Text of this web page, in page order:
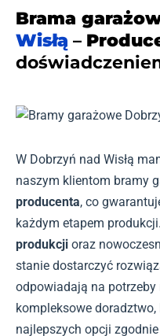
Brama
Wisłą –
W Dobrzyń nad Wisłą
naszym klientom bramy
producenta, co
każdym etapem
produkcji oraz
stanie dostarczyć
odpowiadają na
kompleksowe
najlepszych opcji